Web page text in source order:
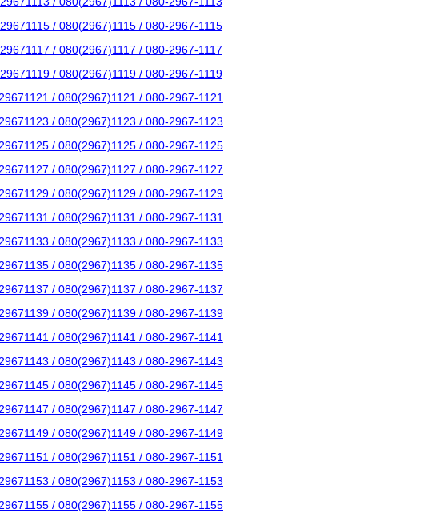
/ 080(2967)1115 / 080-2967-1115
/ 080(2967)1117 / 080-2967-1117
/ 080(2967)1119 / 080-2967-1119
/ 080(2967)1121 / 080-2967-1121
/ 080(2967)1123 / 080-2967-1123
/ 080(2967)1125 / 080-2967-1125
/ 080(2967)1127 / 080-2967-1127
/ 080(2967)1129 / 080-2967-1129
/ 080(2967)1131 / 080-2967-1131
/ 080(2967)1133 / 080-2967-1133
/ 080(2967)1135 / 080-2967-1135
/ 080(2967)1137 / 080-2967-1137
/ 080(2967)1139 / 080-2967-1139
/ 080(2967)1141 / 080-2967-1141
/ 080(2967)1143 / 080-2967-1143
/ 080(2967)1145 / 080-2967-1145
/ 080(2967)1147 / 080-2967-1147
/ 080(2967)1149 / 080-2967-1149
/ 080(2967)1151 / 080-2967-1151
/ 080(2967)1153 / 080-2967-1153
/ 080(2967)1155 / 080-2967-1155